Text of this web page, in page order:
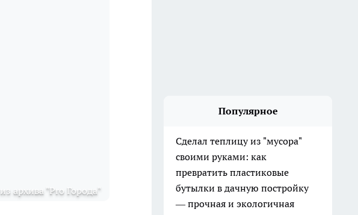
из архива "Pro Города"
Популярное
Сделал теплицу из "мусора"
своими руками: как
превратить пластиковые
бутылки в дачную постройку
— прочная и экологичная